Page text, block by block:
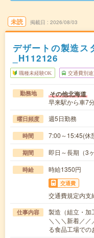
未読 掲載日 2026/08/03
デザートの製造ス
_H112126
職種未経験OK 交通費別途
勤務地 その他北海道
早来駅から車7
曜日頻度 週5日勤務
時間 7:00～15:45(休
期間 即日～長期（3
時給 時給1350円
交通費
交通費規定内支
仕事内容
製造（組立・加
＼＼＼新着／
る食品工場で